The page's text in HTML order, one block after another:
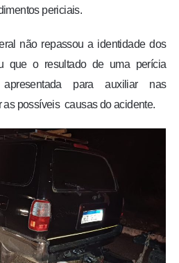
periciais.
não repassou a identidade dos
que o resultado de uma perícia
para auxiliar nas
as possíveis causas do acidente.